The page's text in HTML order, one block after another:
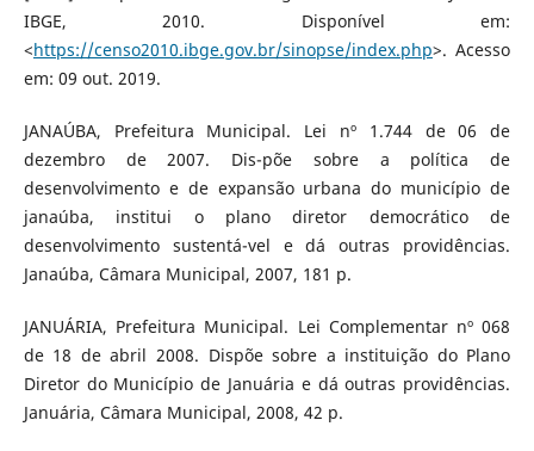
IBGE, 2010. Disponível em:
<https://censo2010.ibge.gov.br/sinopse/index.php>. Acesso
em: 09 out. 2019.
JANAÚBA, Prefeitura Municipal. Lei nº 1.744 de 06 de
dezembro de 2007. Dis-põe sobre a política de
desenvolvimento e de expansão urbana do município de
janaúba, institui o plano diretor democrático de
desenvolvimento sustentá-vel e dá outras providências.
Janaúba, Câmara Municipal, 2007, 181 p.
JANUÁRIA, Prefeitura Municipal. Lei Complementar nº 068
de 18 de abril 2008. Dispõe sobre a instituição do Plano
Diretor do Município de Januária e dá outras providências.
Januária, Câmara Municipal, 2008, 42 p.